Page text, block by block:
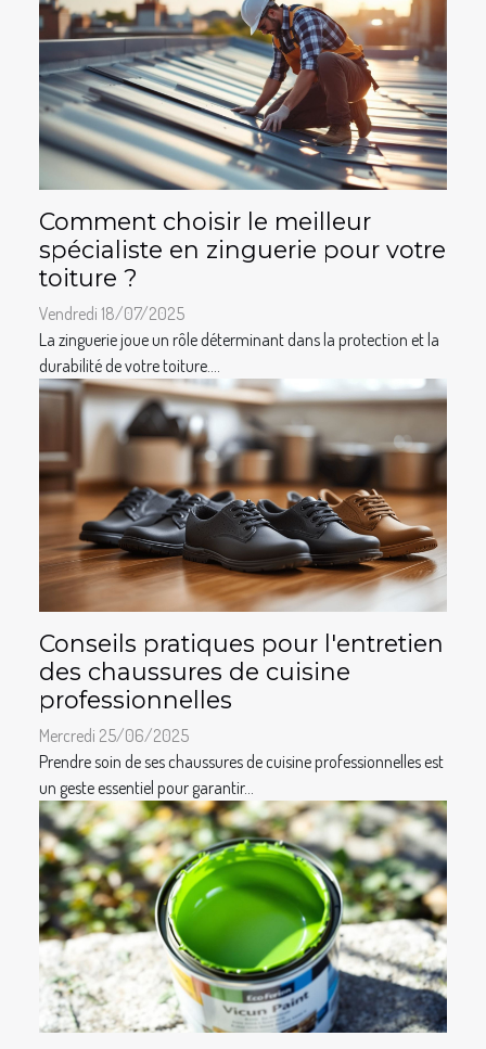
Comment choisir le meilleur
spécialiste en zinguerie pour votre
toiture ?
Vendredi 18/07/2025
La zinguerie joue un rôle déterminant dans la protection et la
durabilité de votre toiture....
Conseils pratiques pour l'entretien
des chaussures de cuisine
professionnelles
Mercredi 25/06/2025
Prendre soin de ses chaussures de cuisine professionnelles est
un geste essentiel pour garantir...